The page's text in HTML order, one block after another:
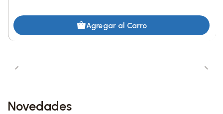
Agregar al Carro
Novedades